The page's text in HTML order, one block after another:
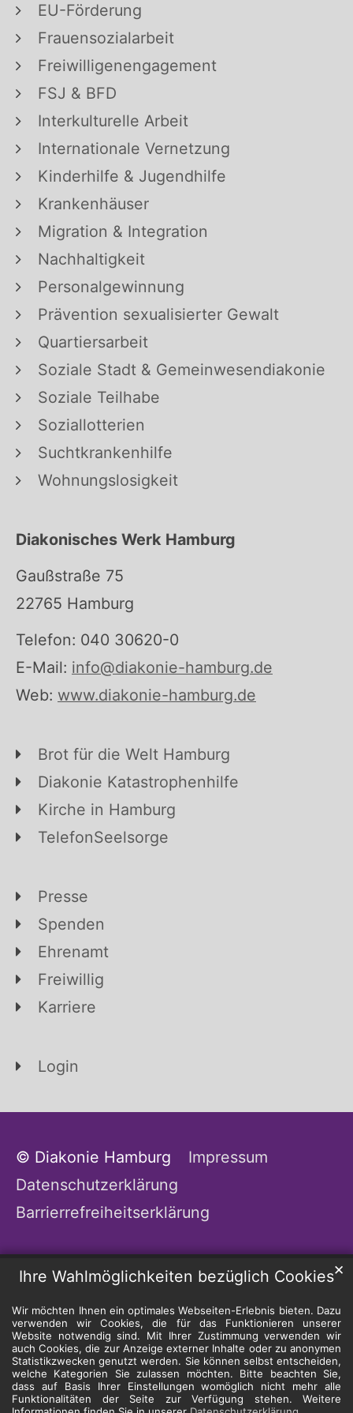
Ihre Wahlmöglichkeiten bezüglich Cookies
Wir möchten Ihnen ein optimales Webseiten-Erlebnis bieten. Dazu
verwenden wir Cookies, die für das Funktionieren unserer
Website notwendig sind. Mit Ihrer Zustimmung verwenden wir
auch Cookies, die zur Anzeige externer Inhalte oder zu anonymen
Statistikzwecken genutzt werden. Sie können selbst entscheiden,
welche Kategorien Sie zulassen möchten. Bitte beachten Sie,
dass auf Basis Ihrer Einstellungen womöglich nicht mehr alle
Funktionalitäten der Seite zur Verfügung stehen. Weitere
✕
EU-Förderung
Frauensozialarbeit
Freiwilligenengagement
FSJ & BFD
Interkulturelle Arbeit
Internationale Vernetzung
Kinderhilfe & Jugendhilfe
Krankenhäuser
Migration & Integration
Nachhaltigkeit
Personalgewinnung
Prävention sexualisierter Gewalt
Quartiersarbeit
Soziale Stadt & Gemeinwesendiakonie
Soziale Teilhabe
Soziallotterien
Suchtkrankenhilfe
Wohnungslosigkeit
Diakonisches Werk Hamburg
Gaußstraße 75
22765 Hamburg
Telefon: 040 30620-0
E-Mail: info@diakonie-hamburg.de
Web: www.diakonie-hamburg.de
Brot für die Welt Hamburg
Diakonie Katastrophenhilfe
Kirche in Hamburg
TelefonSeelsorge
Presse
Spenden
Ehrenamt
Freiwillig
Karriere
Login
© Diakonie Hamburg
Impressum
Datenschutzerklärung
Barrierrefreiheitserklärung